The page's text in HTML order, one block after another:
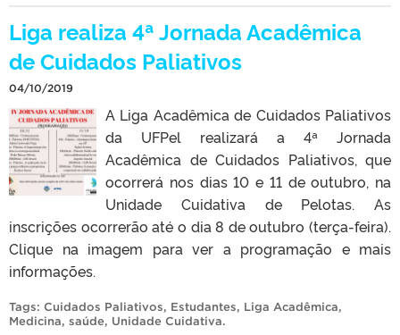
Liga realiza 4ª Jornada Acadêmica
de Cuidados Paliativos
04/10/2019
A Liga Acadêmica de Cuidados Paliativos
da UFPel realizará a 4ª Jornada
Acadêmica de Cuidados Paliativos, que
ocorrerá nos dias 10 e 11 de outubro, na
Unidade Cuidativa de Pelotas. As
inscrições ocorrerão até o dia 8 de outubro (terça-feira).
Clique na imagem para ver a programação e mais
informações.
Tags: Cuidados Paliativos, Estudantes, Liga Acadêmica,
Medicina, saúde, Unidade Cuidativa.